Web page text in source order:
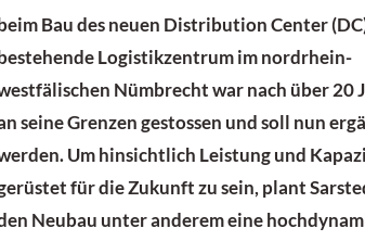
beim Bau des neuen Distribution Center
bestehende Logistikzentrum im nordrhein-
Nümbrecht war nach über 20
seine Grenzen gestossen und soll nun
Um hinsichtlich Leistung und
für die Zukunft zu sein, plant
Neubau unter anderem eine